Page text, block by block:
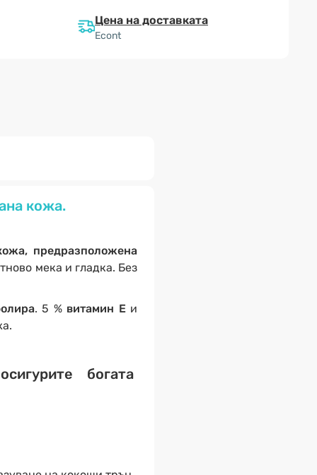
Цена на доставката
Econt
кожа.
предразположена
мека и гладка. Без
. 5 % витамин Еи
богата